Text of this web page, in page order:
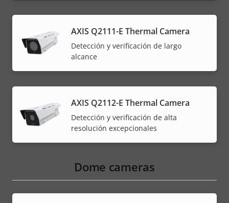
AXIS Q2111-E Thermal Camera
Detección y verificación de largo
alcance
AXIS Q2112-E Thermal Camera
Detección y verificación de alta
resolución excepcionales
Dome cameras